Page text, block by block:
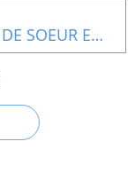
CONFESSION D'UNE RELIGIEUSE DE SOEUR EMMANUELLE